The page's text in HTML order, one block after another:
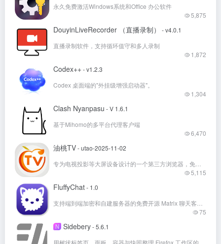
永久免费激活Windows系统和Office 办公软件
5,875
DouyinLiveRecorder （直播录制）
- v4.0.1
直播录制软件，支持循环值守和多人录制
1,872
Codex++- v1.2.3
Codex 桌面端的"外挂级增强启动器"。
1,304
Clash Nyanpasu - V 1.6.1
基于Mihomo的多平台代理客户端
6,470
油桃TV- utao-2025-11-02
5,115
FluffyChat- 1.0
75
N Sidebery- 5.6.1